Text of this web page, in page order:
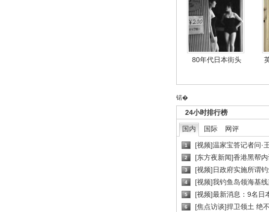
80年代日本街头
锘�
24小时排行榜
国内 国际 网评
1 [视频]温家宝答记者问·
2 [东方夜新闻]香港黑帮内
3 [视频]日政府实施所谓钓
4 [视频]我钓鱼岛领海基线
5 [视频]最新消息：9名日
6 [焦点访谈]捍卫领土 绝